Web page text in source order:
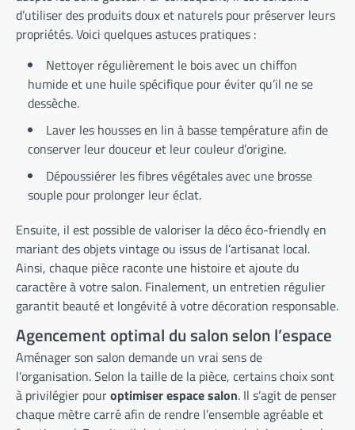
d’utiliser des produits doux et naturels pour préserver leurs
propriétés. Voici quelques astuces pratiques :
Nettoyer régulièrement le bois avec un chiffon
humide et une huile spécifique pour éviter qu’il ne se
dessèche.
Laver les housses en lin à basse température afin de
conserver leur douceur et leur couleur d’origine.
Dépoussiérer les fibres végétales avec une brosse
souple pour prolonger leur éclat.
Ensuite, il est possible de valoriser la déco éco-friendly en
mariant des objets vintage ou issus de l’artisanat local.
Ainsi, chaque pièce raconte une histoire et ajoute du
caractère à votre salon. Finalement, un entretien régulier
garantit beauté et longévité à votre décoration responsable.
Agencement optimal du salon selon l’espace
Aménager son salon demande un vrai sens de
l’organisation. Selon la taille de la pièce, certains choix sont
à privilégier pouroptimiser espace salon. Il s’agit de penser
chaque mètre carré afin de rendre l’ensemble agréable et